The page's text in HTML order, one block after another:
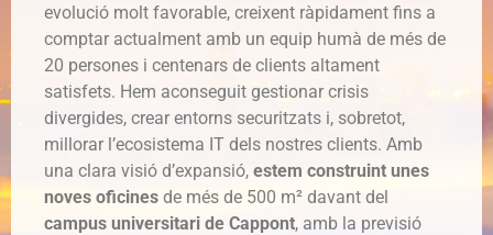
evolució molt favorable, creixent ràpidament fins a
comptar actualment amb un equip humà de més de
20 persones i centenars de clients altament
satisfets. Hem aconseguit gestionar crisis
divergides, crear entorns securitzats i, sobretot,
millorar l’ecosistema IT dels nostres clients. Amb
una clara visió d’expansió, estem construint unes
noves oficines de més de 500 m² davant del
campus universitari de Cappont, amb la previsió